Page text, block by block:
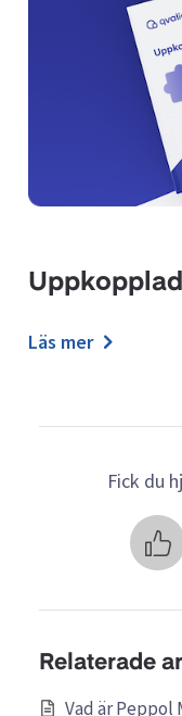
Läs mer
Fick du
Relaterade
Vad är Peppol